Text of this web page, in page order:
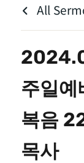
All
주일예
복음
목사